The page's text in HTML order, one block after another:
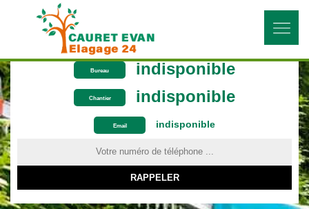
Bureau indisponible
Chantier indisponible
Email indisponible
ON VOUS RAPPELLE GRATUITEMENT